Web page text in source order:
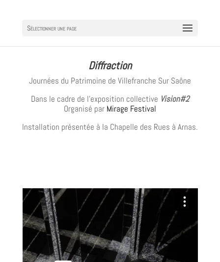
Sélectionner une page
Diffraction
Journées du Patrimoine de Villefranche Sur Saône
Dans le cadre de l’exposition collective Vision#2
Organisé par Mirage Festival
Installation présentée à la Chapelle des Rues à Arnas.